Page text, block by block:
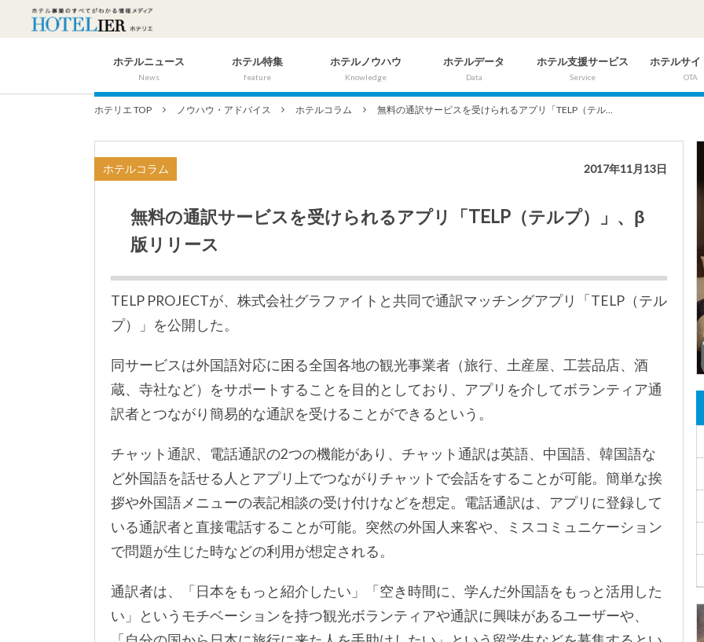
ホテルニュース
News
ホテル特集
feature
ホテルノウハウ
Knowledge
ホテルデータ
Data
ホテル支援サービス
Service
ホテルサイ
OTA
ホテリエ TOP ノウハウ・アドバイス ホテルコラム 無料の通訳サービスを受けられるアプリ「TELP（テル...
ホテルコラム 2017年11月13日
無料の通訳サービスを受けられるアプリ「TELP（テルプ）」、β
版リリース
TELP PROJECTが、株式会社グラファイトと共同で通訳マッチングアプリ「TELP（テル
プ）」を公開した。
同サービスは外国語対応に困る全国各地の観光事業者（旅行、土産屋、工芸品店、酒
蔵、寺社など）をサポートすることを目的としており、アプリを介してボランティア通
訳者とつながり簡易的な通訳を受けることができるという。
チャット通訳、電話通訳の2つの機能があり、チャット通訳は英語、中国語、韓国語な
ど外国語を話せる人とアプリ上でつながりチャットで会話をすることが可能。簡単な挨
拶や外国語メニューの表記相談の受け付けなどを想定。電話通訳は、アプリに登録して
いる通訳者と直接電話することが可能。突然の外国人来客や、ミスコミュニケーション
で問題が生じた時などの利用が想定される。
通訳者は、「日本をもっと紹介したい」「空き時間に、学んだ外国語をもっと活用した
い」というモチベーションを持つ観光ボランティアや通訳に興味があるユーザーや、